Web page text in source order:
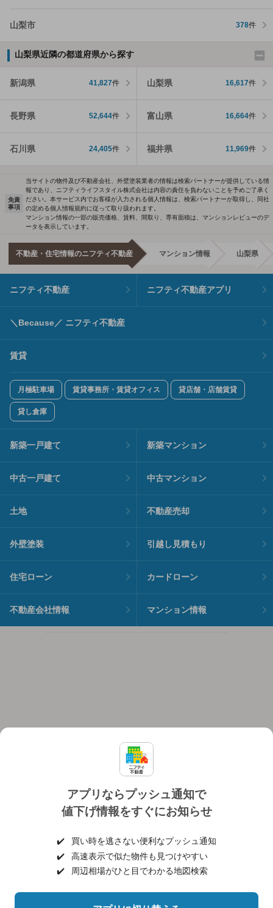
山梨市 378件
山梨県近隣の都道府県から探す
新潟県 41,827件 山梨県 16,617件
長野県 52,644件 富山県 16,664件
石川県 24,405件 福井県 11,969件
アプリならプッシュ通知で
値下げ情報をすぐにお知らせ
✔️
買い時を逃さない便利なプッシュ通知
✔️
高速表示で似た物件も見つけやすい
✔️
周辺相場がひと目でわかる地図検索
免責
事項
当サイトの物件及び不動産会社、外壁塗装業者の情報は検索パートナーが提供している情
報であり、ニフティライフスタイル株式会社は内容の責任を負わないことを予めご了承く
ださい。本サービス内でお客様が入力される個人情報は、検索パートナーが取得し、同社
の定める個人情報規約に従って取り扱われます。
マンション情報の一部の販売価格、賃料、間取り、専有面積は、マンションレビューのデ
ータを表示しています。
不動産・住宅情報のニフティ不動産 マンション情報 山梨県
ニフティ不動産 ニフティ不動産アプリ
＼Because／ ニフティ不動産
賃貸
月極駐車場 賃貸事務所・賃貸オフィス 貸店舗・店舗賃貸
貸し倉庫
新築一戸建て 新築マンション
中古一戸建て 中古マンション
土地 不動産売却
外壁塗装 引越し見積もり
住宅ローン カードローン
不動産会社情報 マンション情報
個人情報保護ポリシー 利用規約
ヘルプ・お問い合わせ 採用情報